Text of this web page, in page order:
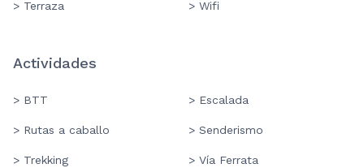
> Terraza > Wifi
Actividades
> BTT > Escalada
> Rutas a caballo > Senderismo
> Trekking > Vía Ferrata